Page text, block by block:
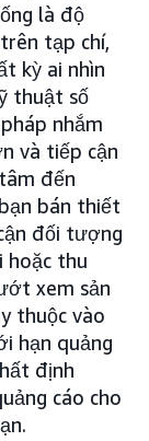
là độ
tạp chí,
kỳ ai nhìn
thuật số
nhắm
và tiếp cận
đến
bán thiết
đối tượng
hoặc thu
xem sản
thuộc vào
hạn quảng
định
cáo cho